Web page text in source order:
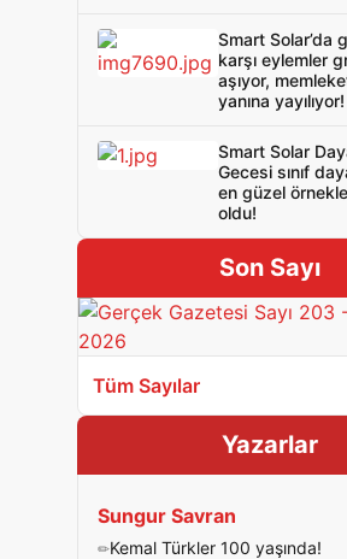
Smart Solar’da
karşı eylemler
aşıyor,
yanına yayılıyor!
Smart Solar
Gecesi sınıf
en güzel
oldu!
Son Sayı
Tüm Sayılar
Yazarlar
Sungur Savran
Kemal Türkler 100 yaşında!